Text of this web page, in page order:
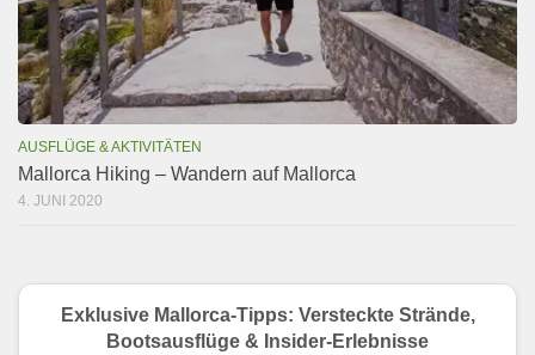
AUSFLÜGE & AKTIVITÄTEN
Mallorca Hiking – Wandern auf Mallorca
4. JUNI 2020
Exklusive Mallorca-Tipps: Versteckte Strände,
Bootsausflüge & Insider-Erlebnisse